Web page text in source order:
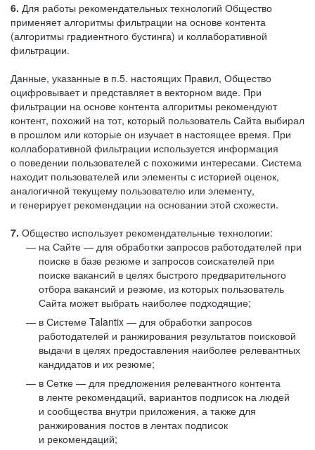
6. Для работы рекомендательных технологий Общество
применяет алгоритмы фильтрации на основе контента
(алгоритмы градиентного бустинга) и коллаборативной
фильтрации.
Данные, указанные в п.5. настоящих Правил, Общество
оцифровывает и представляет в векторном виде. При
фильтрации на основе контента алгоритмы рекомендуют
контент, похожий на тот, который пользователь Сайта выбирал
в прошлом или которые он изучает в настоящее время. При
коллаборативной фильтрации используется информация
о поведении пользователей с похожими интересами. Система
находит пользователей или элементы с историей оценок,
аналогичной текущему пользователю или элементу,
и генерирует рекомендации на основании этой схожести.
7. Общество использует рекомендательные технологии:
на Сайте — для обработки запросов работодателей при
поиске в базе резюме и запросов соискателей при
поиске вакансий в целях быстрого предварительного
отбора вакансий и резюме, из которых пользователь
Сайта может выбрать наиболее подходящие;
в Системе Talantix — для обработки запросов
работодателей и ранжирования результатов поисковой
выдачи в целях предоставления наиболее релевантных
кандидатов и их резюме;
в Сетке — для предложения релевантного контента
в ленте рекомендаций, вариантов подписок на людей
и сообщества внутри приложения, а также для
ранжирования постов в лентах подписок
и рекомендаций;